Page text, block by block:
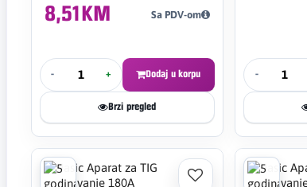
8,51KM Sa PDV-om
- + Dodaj u korpu
Brzi pregled
-